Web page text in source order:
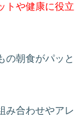
トや健康に役立
の朝食がパッと
み合わせやアレ